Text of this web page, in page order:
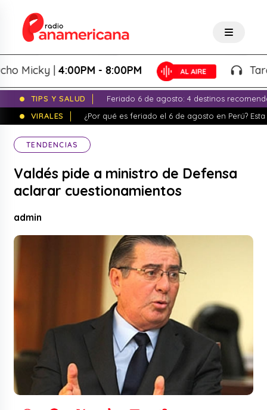
|4:00PM - 8:00PM
TIPS Y SALUD
Feriado 6 de agosto: 4 destinos
VIRALES
¿Por qué es feriado el 6 de agosto en Perú?
TENDENCIAS
Valdés pide a ministro de Defensa
aclarar cuestionamientos
admin